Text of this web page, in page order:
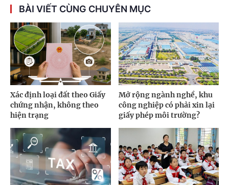
BÀI VIẾT CÙNG CHUYÊN MỤC
Xác định loại đất theo Giấy
chứng nhận, không theo
hiện trạng
Mở rộng ngành nghề, khu
công nghiệp có phải xin lại
giấy phép môi trường?